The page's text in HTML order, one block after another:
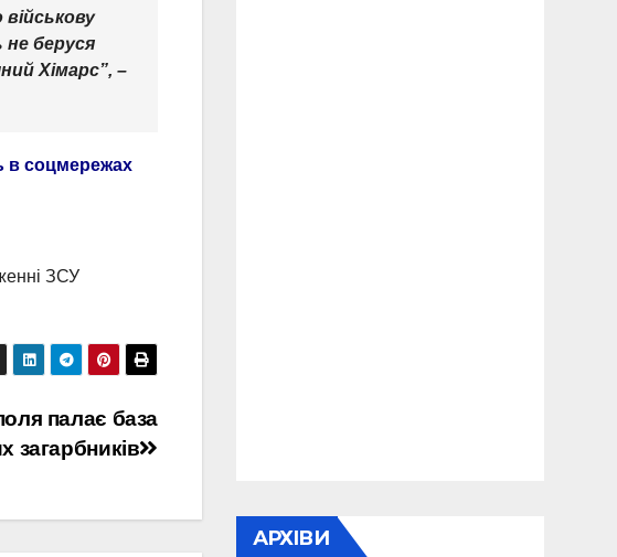
не беруся
Хімарс”, –
в соцмережах
ЗСУ
палає база
загарбників
АРХІВИ